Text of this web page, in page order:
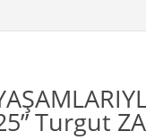
Turgut